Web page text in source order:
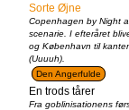
Sorte Øjne
Copenhagen by Night
scenarie. I efteråret
og København til
(Uuuuh).
Den Angerfulde
En trods tårer
Fra goblinisationens